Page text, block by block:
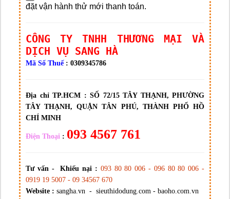
đặt vận hành thử mới thanh toán.
CÔNG TY TNHH THƯƠNG MẠI VÀ
DỊCH VỤ SANG HÀ
Mã Số Thuế : 0309345786
Địa chỉ TP.HCM : SỐ 72/15 TÂY THẠNH, PHƯỜNG
TÂY THẠNH, QUẬN TÂN PHÚ, THÀNH PHỐ HỒ
CHÍ MINH
Điện Thoại : 093 4567 761
Tư vấn - Khiếu nại : 093 80 80 006 - 096 80 80 006 -
0919 19 5007 - 09 34567 670
Website : sangha.vn - sieuthidodung.com - baoho.com.vn